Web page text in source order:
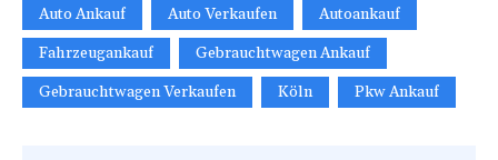
Auto Ankauf Auto Verkaufen
Autoankauf
Fahrzeugankauf
Gebrauchtwagen Ankauf
Gebrauchtwagen Verkaufen
Köln Pkw Ankauf